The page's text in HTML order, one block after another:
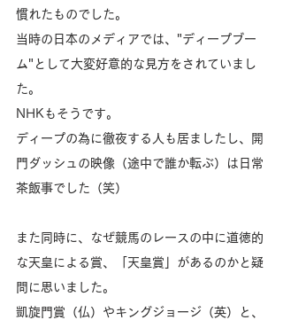
慣れたものでした。
当時の日本のメディアでは、"ディープブー
ム"として大変好意的な見方をされていまし
た。
NHKもそうです。
ディープの為に徹夜する人も居ましたし、開
門ダッシュの映像（途中で誰か転ぶ）は日常
茶飯事でした（笑）
また同時に、なぜ競馬のレースの中に道徳的
な天皇による賞、「天皇賞」があるのかと疑
問に思いました。
凱旋門賞（仏）やキングジョージ（英）と、